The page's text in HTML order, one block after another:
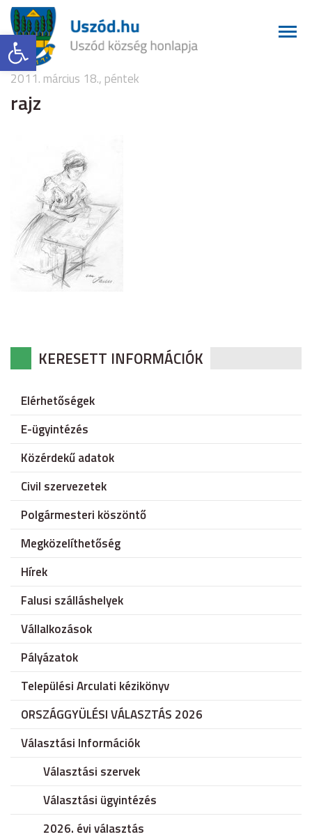
Eszköztár megnyitása
2011. március 18., péntek
rajz
KERESETT INFORMÁCIÓK
Elérhetőségek
E-ügyintézés
Közérdekű adatok
Civil szervezetek
Polgármesteri köszöntő
Megközelíthetőség
Hírek
Falusi szálláshelyek
Vállalkozások
Pályázatok
Települési Arculati kézikönyv
ORSZÁGGYÜLÉSI VÁLASZTÁS 2026
Választási Információk
Választási szervek
Választási ügyintézés
2026. évi választás